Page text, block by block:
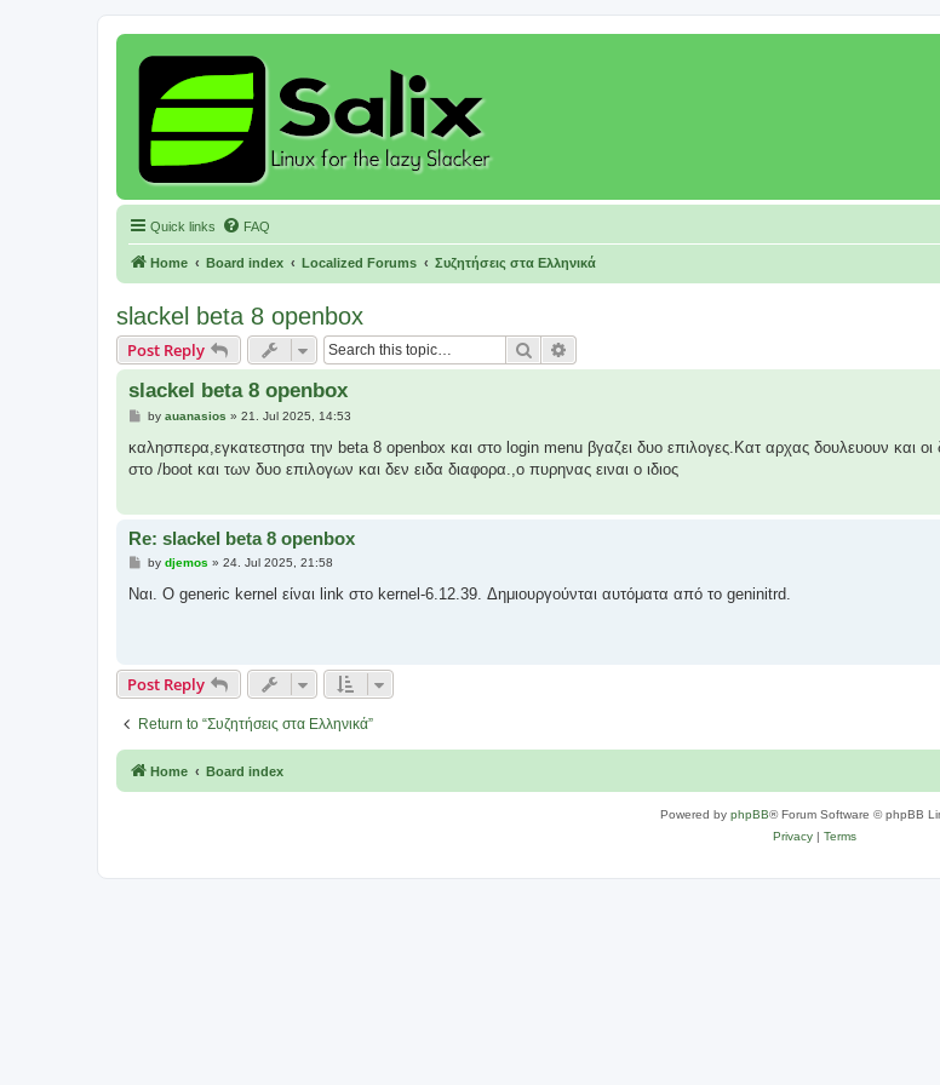
Quick links FAQ
Home Board index Localized Forums Συζητήσεις στα Ελληνικά
slackel beta 8 openbox
Post Reply Search
slackel beta 8 openbox
P
s
by auanasios » 21. Jul 2025, 14:53
καλησπερα,εγκατεστησα την beta 8 openbox και στο login menu βγαζει δυο επιλογες.Κατ αρχας δουλευουν και οι
στο /boot και των δυο επιλογων και δεν ειδα διαφορα.,o πυρηνας ειναι ο ιδιος
Re: slackel beta 8 openbox
P
s
by djemos » 24. Jul 2025, 21:58
Ναι. Ο generic kernel είναι link στο kernel-6.12.39. Δημιουργούνται αυτόματα από το geninitrd.
Post Reply
Return to “Συζητήσεις στα Ελληνικά”
Home Board index
Powered by phpBB® Forum Software © phpBB
Privacy| Terms